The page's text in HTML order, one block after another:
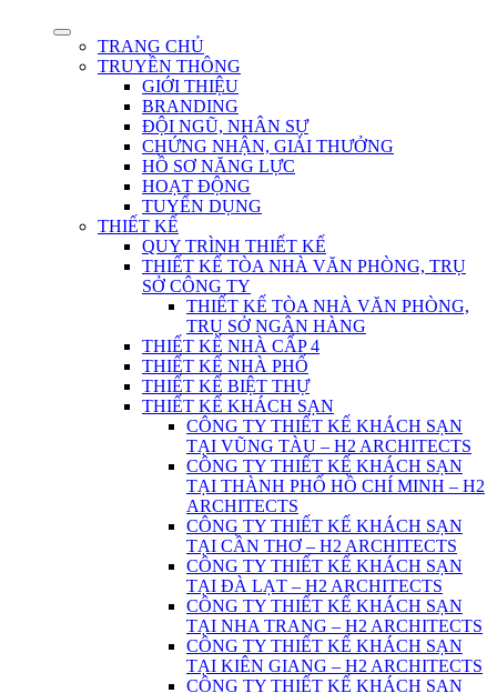
TRANG CHỦ
TRUYỀN THÔNG
GIỚI THIỆU
BRANDING
ĐỘI NGŨ, NHÂN SỰ
CHỨNG NHẬN, GIẢI THƯỞNG
HỒ SƠ NĂNG LỰC
HOẠT ĐỘNG
TUYỂN DỤNG
THIẾT KẾ
QUY TRÌNH THIẾT KẾ
THIẾT KẾ TÒA NHÀ VĂN PHÒNG, TRỤ
SỞ CÔNG TY
THIẾT KẾ TÒA NHÀ VĂN PHÒNG,
TRỤ SỞ NGÂN HÀNG
THIẾT KẾ NHÀ CẤP 4
THIẾT KẾ NHÀ PHỐ
THIẾT KẾ BIỆT THỰ
THIẾT KẾ KHÁCH SẠN
CÔNG TY THIẾT KẾ KHÁCH SẠN
TẠI VŨNG TÀU – H2 ARCHITECTS
CÔNG TY THIẾT KẾ KHÁCH SẠN
TẠI THÀNH PHỐ HỒ CHÍ MINH – H2
ARCHITECTS
CÔNG TY THIẾT KẾ KHÁCH SẠN
TẠI CẦN THƠ – H2 ARCHITECTS
CÔNG TY THIẾT KẾ KHÁCH SẠN
TẠI ĐÀ LẠT – H2 ARCHITECTS
CÔNG TY THIẾT KẾ KHÁCH SẠN
TẠI NHA TRANG – H2 ARCHITECTS
CÔNG TY THIẾT KẾ KHÁCH SẠN
TẠI KIÊN GIANG – H2 ARCHITECTS
CÔNG TY THIẾT KẾ KHÁCH SẠN